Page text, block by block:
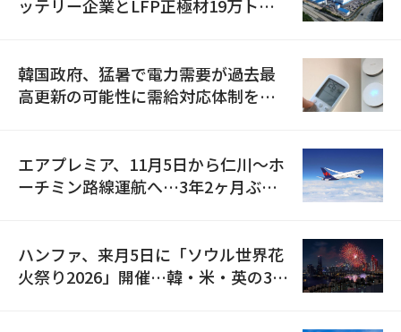
ッテリー企業とLFP正極材19万トン
韓国政府、猛暑で電力需要が過去最
高更新の可能性に需給対応体制を点
エアプレミア、11月5日から仁川〜ホ
ーチミン路線運航へ…3年2ヶ月ぶり
ハンファ、来月5日に「ソウル世界花
火祭り2026」開催…韓・米・英の3カ